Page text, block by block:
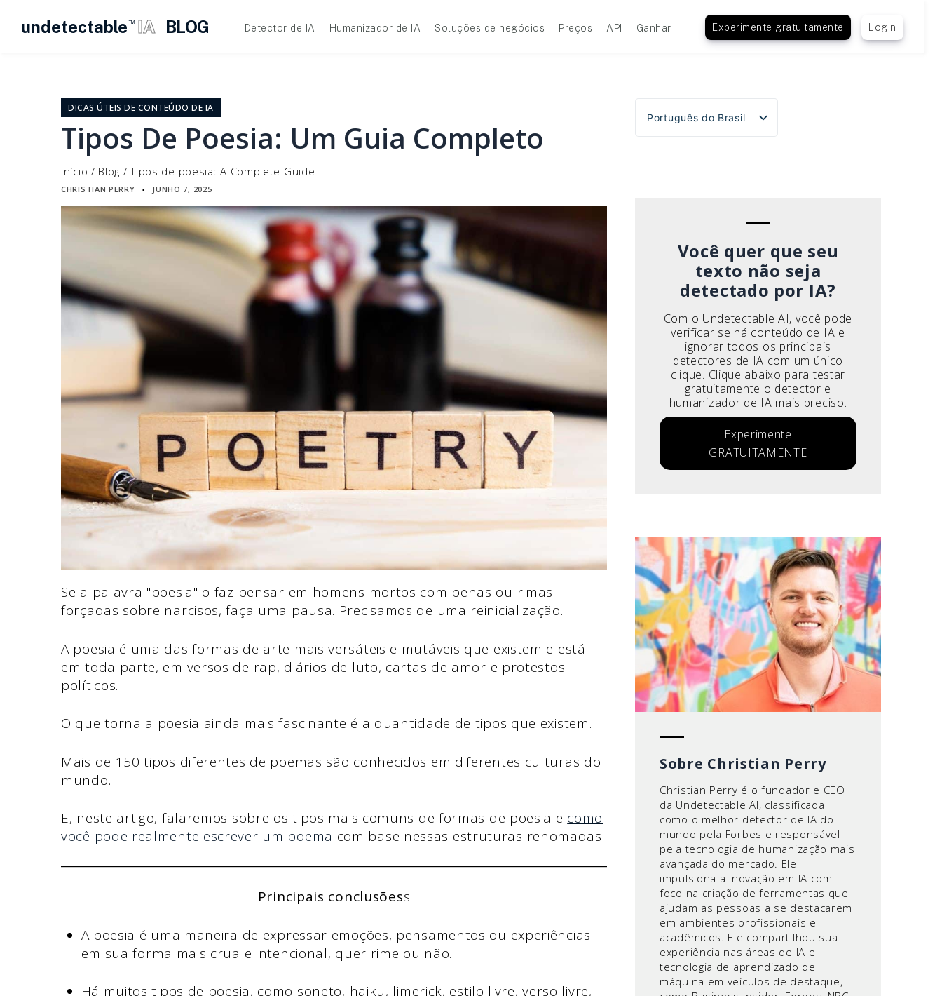
undetectable TM IA BLOG Detector de IA Humanizador de IA Soluções de negócios Preços API Ganhar Experimente gratuitamente Login
conteúdo
DICAS ÚTEIS DE CONTEÚDO DE IA
Tipos De Poesia: Um Guia Completo
Início / Blog /Tipos de poesia: A Complete Guide
CHRISTIAN PERRY ▪ JUNHO 7, 2025
Se a palavra "poesia" o faz pensar em homens mortos com penas ou rimas
forçadas sobre narcisos, faça uma pausa. Precisamos de uma reinicialização.
A poesia é uma das formas de arte mais versáteis e mutáveis que existem e está
em toda parte, em versos de rap, diários de luto, cartas de amor e protestos
políticos.
O que torna a poesia ainda mais fascinante é a quantidade de tipos que existem.
Mais de 150 tipos diferentes de poemas são conhecidos em diferentes culturas do
mundo.
E, neste artigo, falaremos sobre os tipos mais comuns de formas de poesia e como
você pode realmente escrever um poema com base nessas estruturas renomadas.
Principais conclusõess
A poesia é uma maneira de expressar emoções, pensamentos ou experiências
em sua forma mais crua e intencional, quer rime ou não.
Há muitos tipos de poesia, como soneto, haiku, limerick, estilo livre, verso livre,
Português do Brasil
English
Você quer que seu
texto não seja
detectado por IA?
Com o Undetectable AI, você pode
verificar se há conteúdo de IA e
ignorar todos os principais
detectores de IA com um único
clique. Clique abaixo para testar
gratuitamente o detector e
humanizador de IA mais preciso.
Experimente
GRATUITAMENTE
Sobre Christian Perry
Christian Perry é o fundador e CEO
da Undetectable AI, classificada
como o melhor detector de IA do
mundo pela Forbes e responsável
pela tecnologia de humanização mais
avançada do mercado. Ele
impulsiona a inovação em IA com
foco na criação de ferramentas que
ajudam as pessoas a se destacarem
em ambientes profissionais e
acadêmicos. Ele compartilhou sua
experiência nas áreas de IA e
tecnologia de aprendizado de
máquina em veículos de destaque,